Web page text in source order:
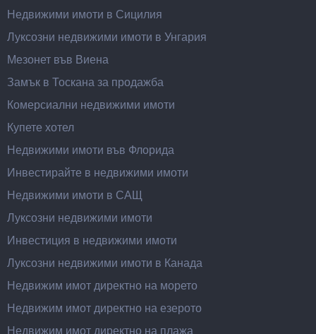
Недвижими имоти в Сицилия
Луксозни недвижими имоти в Унгария
Мезонет във Виена
Замък в Тоскана за продажба
Комерсиални недвижими имоти
Купете хотел
Недвижими имоти във Флорида
Инвестирайте в недвижими имоти
Недвижими имоти в САЩ
Луксозни недвижими имоти
Инвестиция в недвижими имоти
Луксозни недвижими имоти в Канада
Недвижим имот директно на морето
Недвижим имот директно на езерото
Недвижим имот директно на плажа